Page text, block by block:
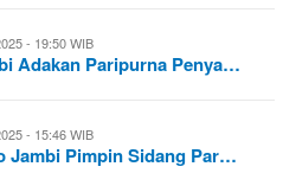
- 19:50 WIB
Adakan Paripurna Penya…
- 15:46 WIB
Jambi Pimpin Sidang Par…